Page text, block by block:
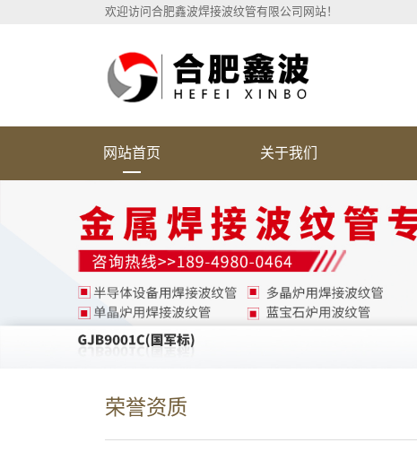
欢迎访问合肥鑫波焊接波纹管有限公司网站！
网站首页 关于我们
荣誉资质